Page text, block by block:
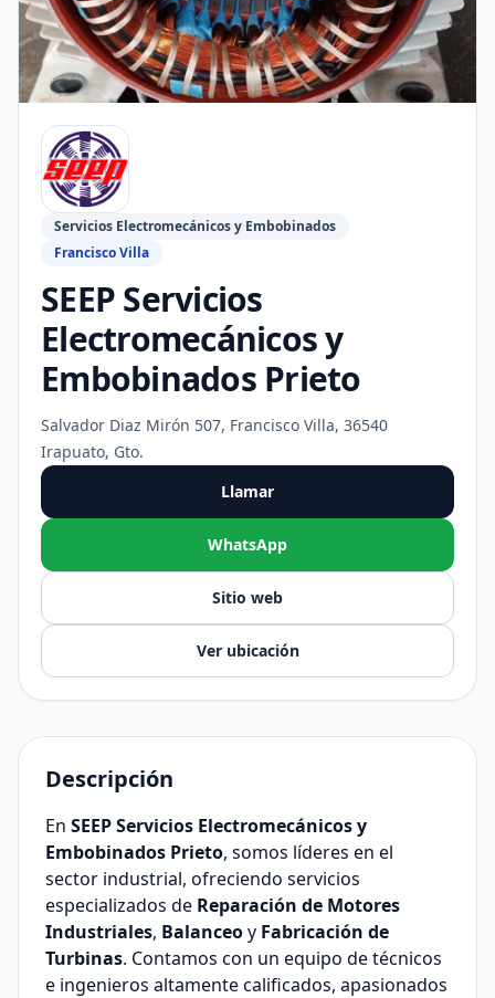
Servicios Electromecánicos y Embobinados
Francisco Villa
SEEP Servicios
Electromecánicos y
Embobinados Prieto
Salvador Diaz Mirón 507, Francisco Villa, 36540
Irapuato, Gto.
Llamar
WhatsApp
Sitio web
Ver ubicación
Descripción
En SEEP Servicios Electromecánicos y
Embobinados Prieto, somos líderes en el
sector industrial, ofreciendo servicios
especializados de Reparación de Motores
Industriales, Balanceoy Fabricación de
Turbinas. Contamos con un equipo de técnicos
e ingenieros altamente calificados, apasionados